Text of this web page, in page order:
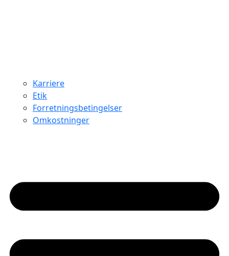
Karriere
Etik
Forretningsbetingelser
Omkostninger